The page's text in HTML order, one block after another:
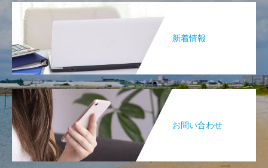
新着情報
お問い合わせ